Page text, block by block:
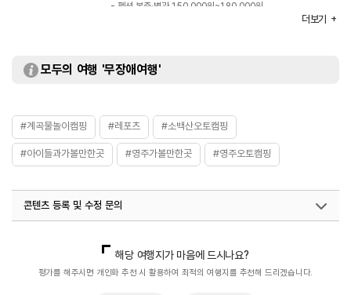
- 펜션 복층·별관 150,000원~180,000원
화장실
있음
더보기
모두의 여행 '무장애여행'
#계곡물놀이캠핑 #레포츠 #소백산오토캠핑
#아이들과가볼만한곳 #영주가볼만한곳 #영주오토캠핑
콘텐츠 등록 및 수정 문의
해당 여행지가 마음에 드시나요?
평가를 해주시면 개인화 추천 시 활용하여 최적의 여행지를 추천해 드리겠습니다.